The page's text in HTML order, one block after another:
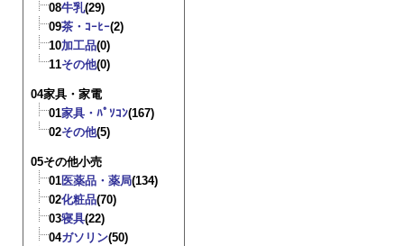
08牛乳(29)
09茶・ｺｰﾋｰ(2)
10加工品(0)
11その他(0)
04家具・家電
01家具・ﾊﾟｿｺﾝ(167)
02その他(5)
05その他小売
01医薬品・薬局(134)
02化粧品(70)
03寝具(22)
04ガソリン(50)